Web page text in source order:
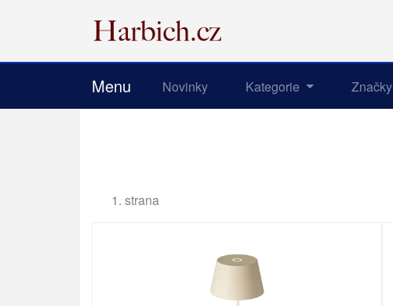
Menu Novinky Kategorie Značky
1. strana